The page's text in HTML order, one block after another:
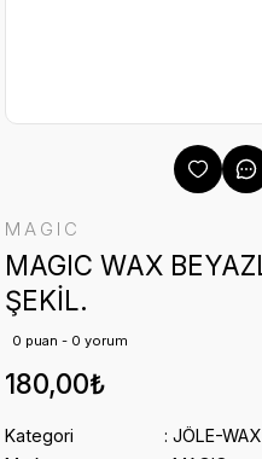
MAGIC
MAGIC WAX
ŞEKİL.
0 puan - 0 yorum
180,00₺
Kategori
JÖLE-WAX